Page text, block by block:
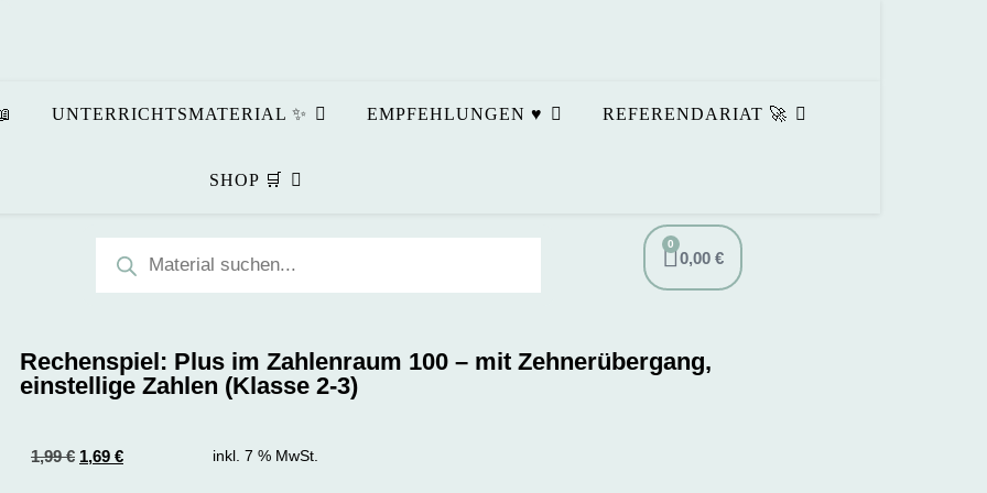
UNTERRICHTSMATERIAL ✨ EMPFEHLUNGEN ♥️ REFERENDARIAT 🚀
SHOP 🛒
0,00 €
0
Rechenspiel: Plus im Zahlenraum 100 – mit Zehnerübergang,
einstellige Zahlen (Klasse 2-3)
1,99€ 1,69 € inkl. 7 % MwSt.